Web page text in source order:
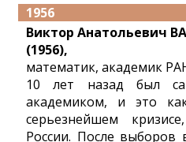
1956
Виктор Анатольевич
(1956),
математик, академик
10 лет назад был
академиком, и это
серьезнейшем
России. После выборов